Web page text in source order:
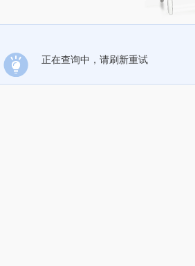
正在查询中，请刷新重试